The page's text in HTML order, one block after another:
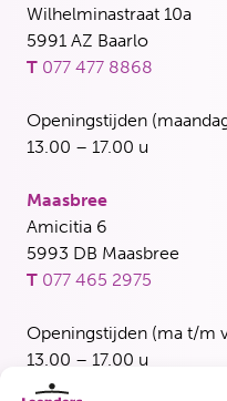
Wilhelminastraat 10a
5991 AZ Baarlo
T 077 477 8868
Openingstijden
13.00 – 17.00 u
Maasbree
Amicitia 6
5993 DB Maasbree
T 077 465 2975
Openingstijden (ma t/m
13.00 – 17.00 u